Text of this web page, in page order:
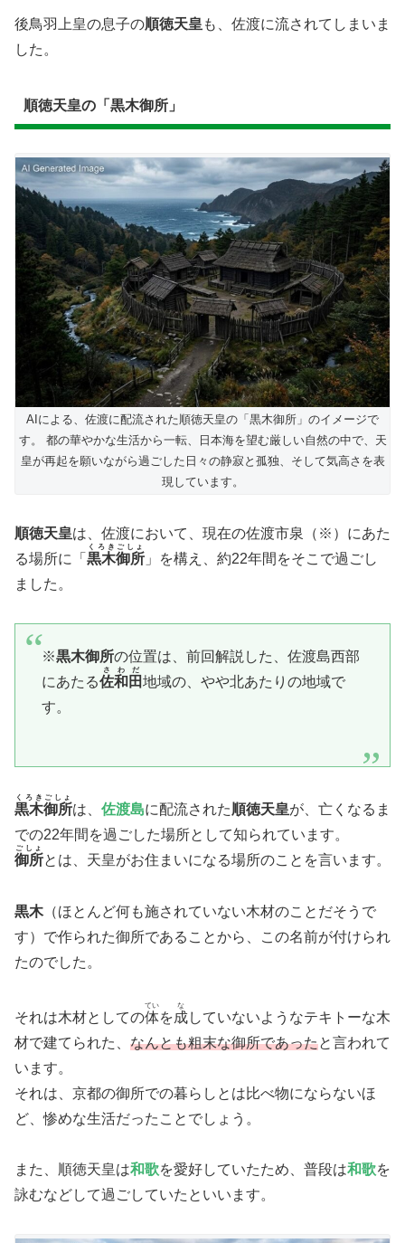
後鳥羽上皇の息子の順徳天皇 も、佐渡に流されてしまいま
した。
順徳天皇の「黒木御所」
AIによる、佐渡に配流された順徳天皇の「黒木御所」のイメージで
す。 都の華やかな生活から一転、日本海を望む厳しい自然の中で、天
皇が再起を願いながら過ごした日々の静寂と孤独、そして気高さを表
現しています。
順徳天皇は、佐渡において、現在の佐渡市泉（※）にあた
る場所に「 黒木御所
くろきごしょ
」を構え、約22年間をそこで過ごし
ました。
※黒木御所の位置は、前回解説した、佐渡島西部
にあたる佐和田
さわだ
地域の、やや北あたりの地域で
す。
黒木御所
くろきごしょ
は、 佐渡島に配流された順徳天皇が、亡くなるま
での22年間を過ごした場所として知られています。
御所
ごしょ
とは、天皇がお住まいになる場所のことを言います。
黒木（ほとんど何も施されていない木材のことだそうで
す）で作られた御所であることから、この名前が付けられ
たのでした。
それは木材としての体
てい
を成
な
していないようなテキトーな木
材で建てられた、 なんとも粗末な御所であったと言われて
います。
それは、京都の御所での暮らしとは比べ物にならないほ
ど、惨めな生活だったことでしょう。
また、順徳天皇は和歌を愛好していたため、普段は和歌を
詠むなどして過ごしていたといいます。